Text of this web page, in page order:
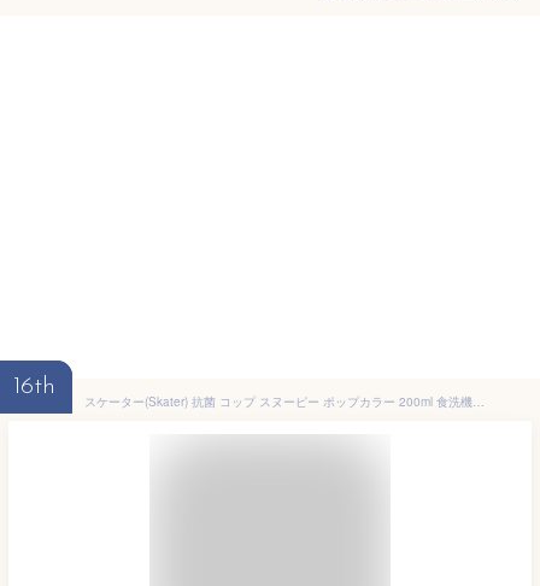
16th
スケーター(Skater) 抗菌 コップ スヌーピー ポップカラー 200ml 食洗機対応 日本製 KE4AAG-A